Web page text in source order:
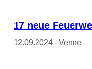
17 neue
12.09.2024 - Venne